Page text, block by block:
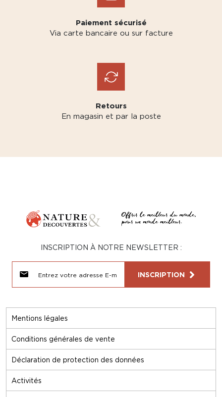
Paiement sécurisé
Via carte bancaire ou sur facture
Retours
En magasin et par la poste
Mentions légales
Conditions générales de vente
Déclaration de protection des données
Activités
INSCRIPTION À NOTRE NEWSLETTER :
INSCRIPTION